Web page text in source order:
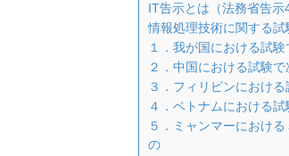
IT告示とは（法務省告示
情報処理技術に関する試
１．我が国における試
２．中国における試験
３．フィリピンにおけ
４．ベトナムにおける
５．ミャンマーにおけ
の